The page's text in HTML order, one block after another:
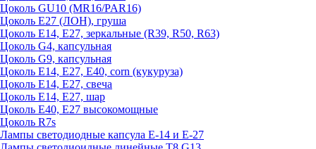
Цоколь GU10 (MR16/PAR16)
Цоколь Е27 (ЛОН), груша
Цоколь Е14, Е27, зеркальные (R39, R50, R63)
Цоколь G4, капсульная
Цоколь G9, капсульная
Цоколь Е14, Е27, Е40, corn (кукуруза)
Цоколь Е14, Е27, свеча
Цоколь Е14, Е27, шар
Цоколь Е40, Е27 высокомощные
Цоколь R7s
Лампы светодиодные капсула Е-14 и Е-27